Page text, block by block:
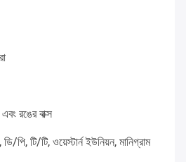
রঙের বাক্স
পি, টি/টি, ওয়েস্টার্ন ইউনিয়ন, মানিগ্রাম